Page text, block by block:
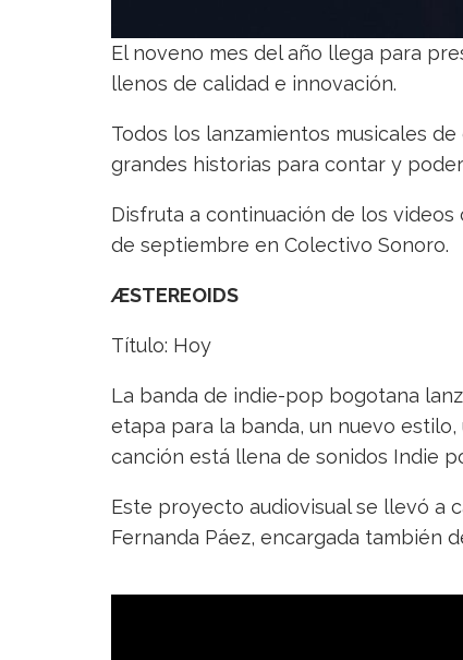
El noveno mes del año llega para
llenos de calidad e innovación.
Todos los lanzamientos musicales
grandes historias para contar y
Disfruta a continuación de los
de septiembre en Colectivo Sonoro.
ÆSTEREOIDS
Título: Hoy
La banda de indie-pop bogotana
etapa para la banda, un nuevo
canción está llena de sonidos Indie
Este proyecto audiovisual se llevó a
Fernanda Páez, encargada también